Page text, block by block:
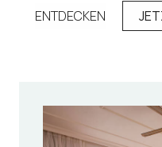
ENTDECKEN